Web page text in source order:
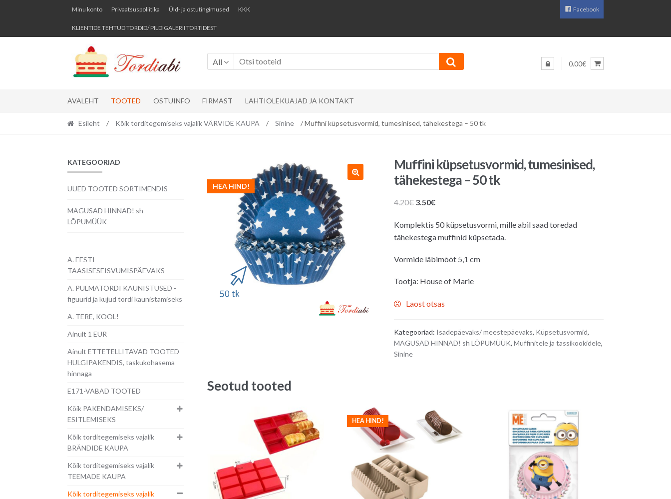
Skip
navigation
Skip
content
Minu konto Privaatsuspoliitika Üld- ja ostutingimused KKK
KLIENTIDE TEHTUD TORDID/ PILDIGALERII TORTIDEST
Facebook
All 0.00€
AVALEHT TOOTED OSTUINFO FIRMAST LAHTIOLEKUAJAD JA KONTAKT
Esileht / Kõik torditegemiseks vajalik VÄRVIDE KAUPA / Sinine / Muffini küpsetusvormid, tumesinised, tähekestega – 50 tk
HEA HIND!
Muffini küpsetusvormid, tumesinised,
tähekestega – 50 tk
4.20€ Algne
oli:
4.20€.
3.50€Praegune
on:
3.50€.
Komplektis 50 küpsetusvormi, mille abil saad toredad
tähekestega muffinid küpsetada.
Vormide läbimõõt 5,1 cm
Tootja: House of Marie
Laost otsas
Kategooriad: Isadepäevaks/ meestepäevaks, Küpsetusvormid,
MAGUSAD HINNAD! sh LÕPUMÜÜK, Muffinitele ja tassikookidele,
Sinine
Seotud tooted
HEA HIND!
KATEGOORIAD
UUED TOOTED SORTIMENDIS
MAGUSAD HINNAD! sh
LÕPUMÜÜK
A. EESTI
TAASISESEISVUMISPÄEVAKS
A. PULMATORDI KAUNISTUSED -
figuurid ja kujud tordi kaunistamiseks
A. TERE, KOOL!
Ainult 1 EUR
Ainult ETTETELLITAVAD TOOTED
HULGIPAKENDIS, taskukohasema
hinnaga
E171-VABAD TOOTED
Kõik PAKENDAMISEKS/
ESITLEMISEKS
Kõik torditegemiseks vajalik
BRÄNDIDE KAUPA
Kõik torditegemiseks vajalik
TEEMADE KAUPA
Kõik torditegemiseks vajalik